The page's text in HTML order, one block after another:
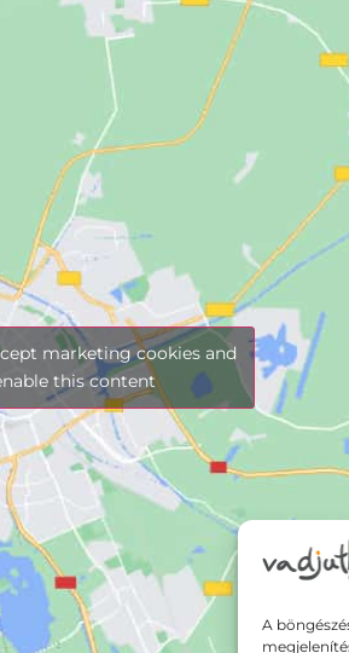
A
marketing cookies and
this content